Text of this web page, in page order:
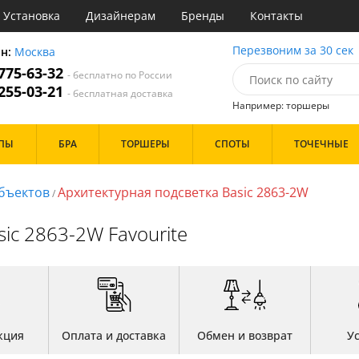
Установка Дизайнерам Бренды Контакты
Москва
63-32 - бесплатно по России
03-21 - бесплатная доставка
Перезвоним за 30 сек
Например: торшеры
Зал
Кабинет
Коридор и прихожая
Белые
Шары
Особенности
БРА ТОРШЕРЫ СПОТЫ ТОЧЕЧНЫЕ
/Архитектурная подсветка Basic 2863-2W
2863-2W Favourite
Оплата и доставка Обмен и возврат